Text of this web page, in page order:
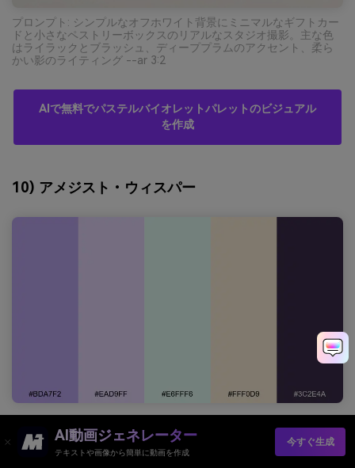
プロンプト: シンプルなオフホワイト背景にミニマルなギフトカー
ドと小さなペストリーボックスのリアルなスタジオ撮影。主な色
はライラックとブラッシュ、ディーププラムのアクセント、柔ら
かい影のライティング --ar 3:2
AIで無料でパステルバイオレットパレットのビジュアル
を作成
10) アメジスト・ウィスパー
HEX：
#BDA7F2 #EAD9FF #E6FFF6 #FFF0D9
#3C2E4A
AI動画ジェネレーター
テキストや画像から簡単に動画を作成
今すぐ生成